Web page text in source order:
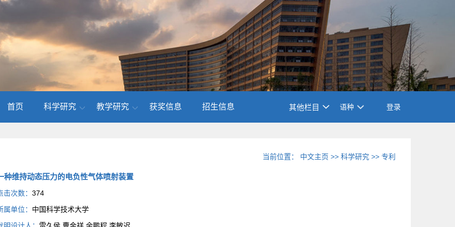
首页 科学研究 教学研究 获奖信息 招生信息 其他栏目 语种 登录
当前位置： 中文主页 >>科学研究 >>专利
种维持动态压力的电负性气体喷射装置
击次数： 374
属单位： 中国科学技术大学